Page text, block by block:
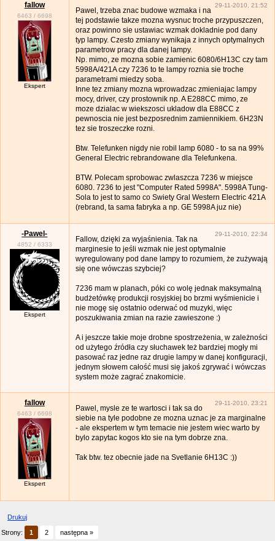
fallow
6463 / 6698
Ekspert
29-11-2010, 21:52
Pawel, trzeba znac budowe wzmaka i na
tej podstawie takze mozna wysnuc troche przypuszczen,
oraz powinno sie ustawiac wzmak dokladnie pod dany
typ lampy. Czesto zmiany wynikaja z innych optymalnych
parametrow pracy dla danej lampy.
Np. mimo, ze mozna sobie zamienic 6080/6H13C czy tam
5998A/421A czy 7236 to te lampy roznia sie troche
parametrami miedzy soba.
Inne tez zmiany mozna wprowadzac zmieniajac lampy
mocy, driver, czy prostownik np. A E288CC mimo, ze
moze dzialac w wiekszosci ukladow dla E88CC z
pewnoscia nie jest bezposrednim zamiennikiem. 6H23N
tez sie troszeczke rozni.
Btw. Telefunken nigdy nie robil lamp 6080 - to sa na 99%
General Electric rebrandowane dla Telefunkena.
BTW. Polecam sprobowac zwlaszcza 7236 w miejsce
6080. 7236 to jest "Computer Rated 5998A". 5998A Tung-
Sola to jest to samo co Swiety Gral Western Electric 421A
(rebrand, ta sama fabryka a np. GE 5998A juz nie)
-Pawel-
4852 / 6333
Ekspert
29-11-2010, 22:34
Fallow, dzięki za wyjaśnienia. Tak na
marginesie to jeśli wzmak nie jest optymalnie
wyregulowany pod dane lampy to rozumiem, że zużywają
się one wówczas szybciej?
7236 mam w planach, póki co wolę jednak maksymalną
budżetówkę produkcji rosyjskiej bo brzmi wyśmienicie i
nie mogę się ostatnio oderwać od muzyki, więc
poszukiwania zmian na razie zawieszone :)
A i jeszcze takie moje drobne spostrzeżenia, w zależności
od użytego źródła czy słuchawek też bardziej mogły mi
pasować raz jedne raz drugie lampy w danej konfiguracji,
jednym słowem całość musi się jakoś zgrywać i wówczas
system może zagrać znakomicie.
fallow
6463 / 6698
Ekspert
29-11-2010, 23:21
Pawel, mysle ze te wartosci i tak sa do
siebie na tyle podobne ze mozna uznac je za marginalne
- ale ekspertem w tym temacie nie jestem wiec warto by
bylo zapytac kogos kto sie na tym dobrze zna.
Tak btw. tez obecnie jade na Svetlanie 6H13C :))
Drukuj
Strony: 1 2 następna »